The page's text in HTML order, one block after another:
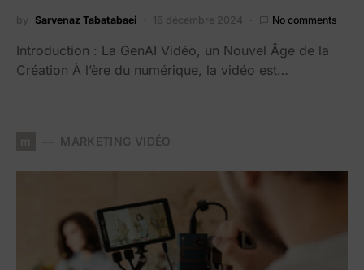
by Sarvenaz Tabatabaei 16 décembre 2024 No comments
Introduction : La GenAI Vidéo, un Nouvel Âge de la
Création À l’ère du numérique, la vidéo est…
MARKETING VIDÉO